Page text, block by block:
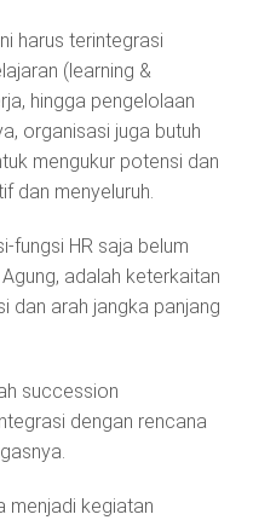
harus terintegrasi
(learning &
hingga pengelolaan
organisasi juga butuh
mengukur potensi dan
dan menyeluruh.
fungsi HR saja belum
adalah keterkaitan
dan arah jangka panjang
succession
dengan rencana
menjadi kegiatan